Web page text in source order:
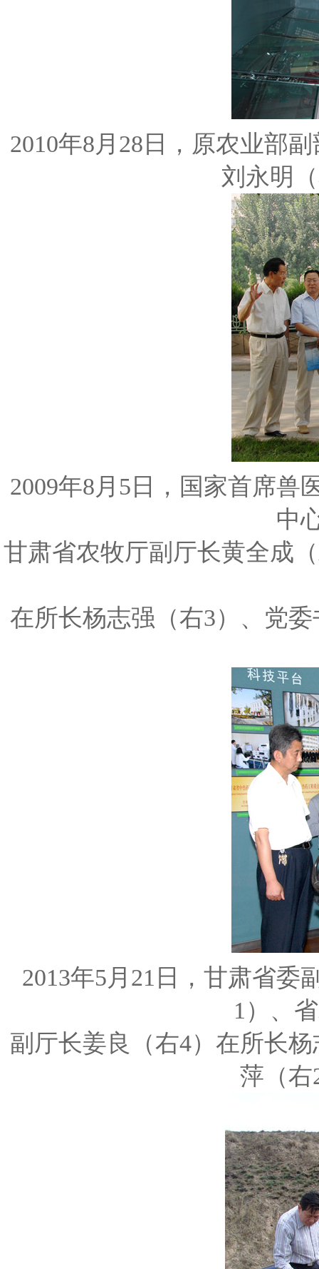
2010年8月28日，原农业部
刘永明
2009年8月5日，国家首席兽
中
甘肃省农牧厅副厅长黄全成
在所长杨志强（右3）、党
2013年5月21日，甘肃省委
1）、
副厅长姜良（右4）在所长
萍（右